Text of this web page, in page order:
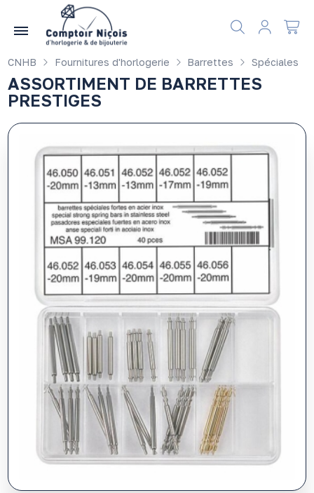
CNHB Fournitures d'horlogerie Barrettes Spéciales
ASSORTIMENT DE BARRETTES
PRESTIGES
Gérer les préférences en matière de cookies